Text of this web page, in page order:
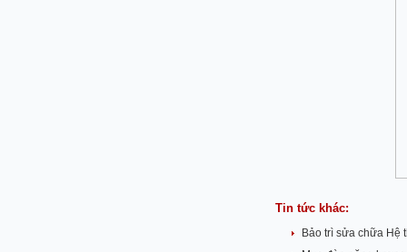
Tin tức khác:
Bảo trì sửa chữa Hệ